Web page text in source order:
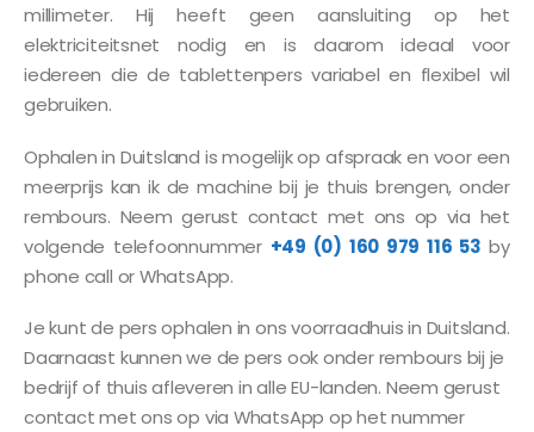
millimeter. Hij heeft geen aansluiting op het
elektriciteitsnet nodig en is daarom ideaal voor
iedereen die de tablettenpers variabel en flexibel wil
gebruiken.
Ophalen in Duitsland is mogelijk op afspraak en voor een
meerprijs kan ik de machine bij je thuis brengen, onder
rembours. Neem gerust contact met ons op via het
volgende telefoonnummer +49 (0) 160 979 116 53 by
phone call or WhatsApp.
Je kunt de pers ophalen in ons voorraadhuis in Duitsland.
Daarnaast kunnen we de pers ook onder rembours bij je
bedrijf of thuis afleveren in alle EU-landen. Neem gerust
contact met ons op via WhatsApp op het nummer